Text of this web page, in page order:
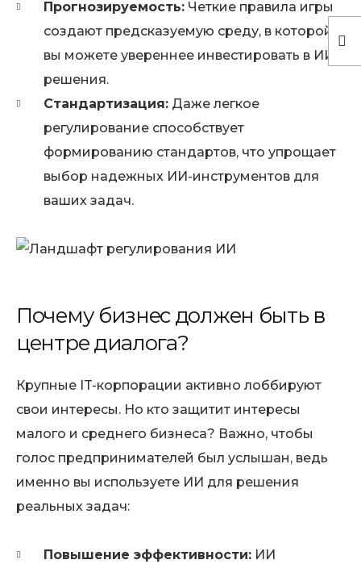
Прогнозируемость: Четкие правила игры
создают предсказуемую среду, в которой
вы можете увереннее инвестировать в ИИ-
решения.
Стандартизация: Даже легкое
регулирование способствует
формированию стандартов, что упрощает
выбор надежных ИИ-инструментов для
ваших задач.
Почему бизнес должен быть в
центре диалога?
Крупные IT-корпорации активно лоббируют
свои интересы. Но кто защитит интересы
малого и среднего бизнеса? Важно, чтобы
голос предпринимателей был услышан, ведь
именно вы используете ИИ для решения
реальных задач:
Повышение эффективности: ИИ